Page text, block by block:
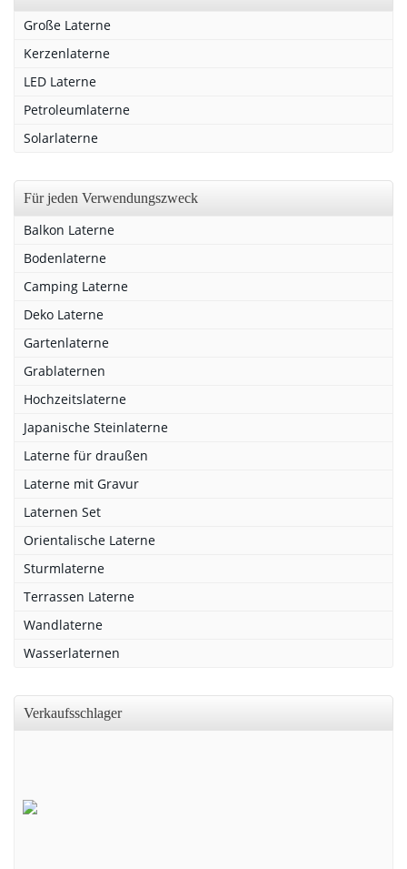
Große Laterne
Kerzenlaterne
LED Laterne
Petroleumlaterne
Solarlaterne
Für jeden Verwendungszweck
Balkon Laterne
Bodenlaterne
Camping Laterne
Deko Laterne
Gartenlaterne
Grablaternen
Hochzeitslaterne
Japanische Steinlaterne
Laterne für draußen
Laterne mit Gravur
Laternen Set
Orientalische Laterne
Sturmlaterne
Terrassen Laterne
Wandlaterne
Wasserlaternen
Verkaufsschlager